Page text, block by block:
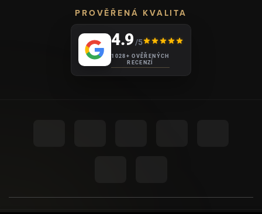
PROVĚŘENÁ KVALITA
4.9/5
1028+ OVĚŘENÝCH
RECENZÍ